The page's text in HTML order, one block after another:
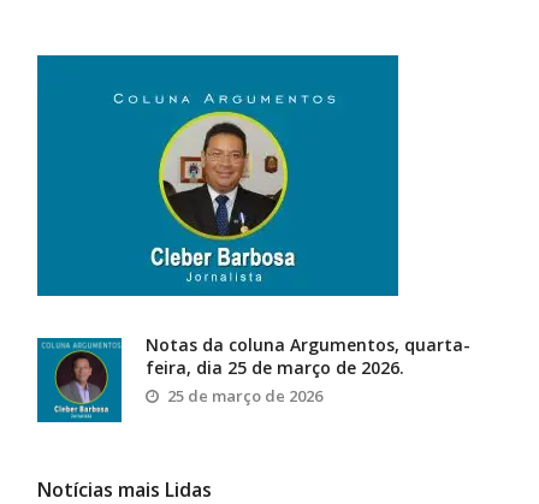
Notas da coluna Argumentos, quarta-
feira, dia 25 de março de 2026.
25 de março de 2026
Notícias mais Lidas